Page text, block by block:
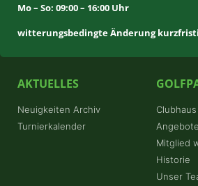
Mo – So: 09:00 – 16:00 Uhr
witterungsbedingte Änderung
AKTUELLES
Neuigkeiten Archiv
Turnierkalender
Clubhaus
Angebote
Mitglied
Historie
Unser